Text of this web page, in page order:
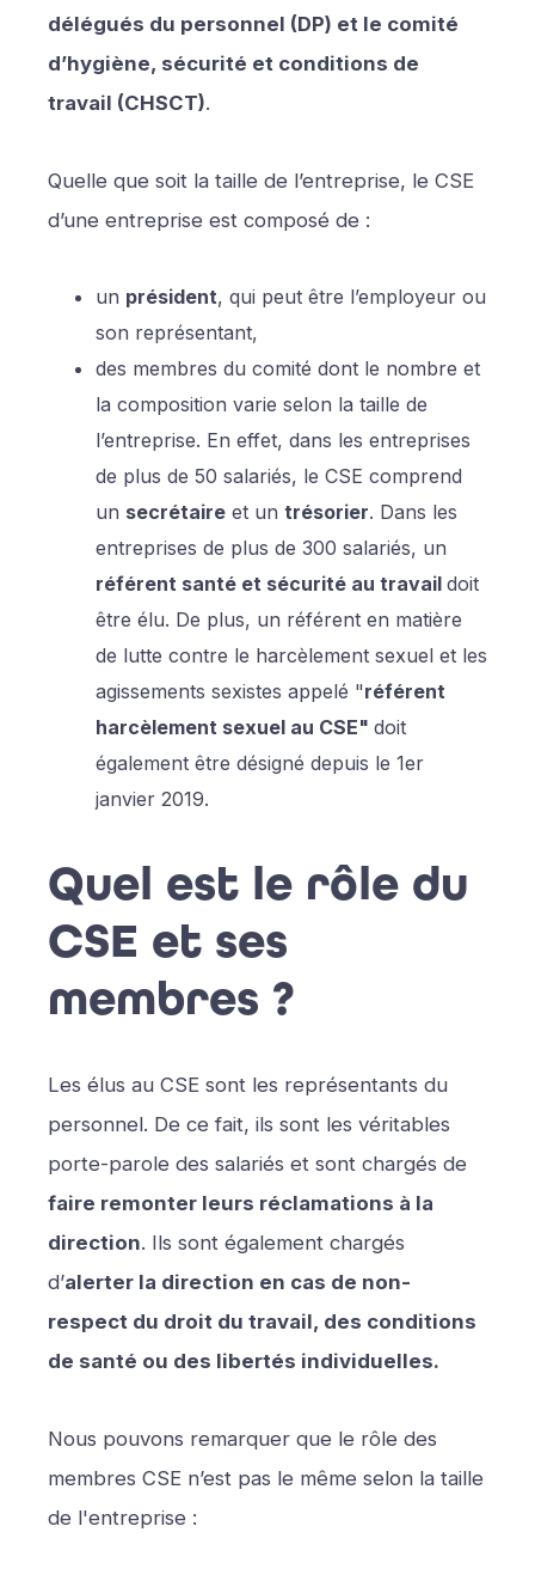
délégués du personnel (DP) et le comité
d’hygiène, sécurité et conditions de
travail (CHSCT).
Quelle que soit la taille de l’entreprise, le CSE
d’une entreprise est composé de :
un président, qui peut être l’employeur ou
son représentant,
des membres du comité dont le nombre et
la composition varie selon la taille de
l’entreprise. En effet, dans les entreprises
de plus de 50 salariés, le CSE comprend
un secrétaire et un trésorier. Dans les
entreprises de plus de 300 salariés, un
référent santé et sécurité au travail doit
être élu. De plus, un référent en matière
de lutte contre le harcèlement sexuel et les
agissements sexistes appelé "référent
harcèlement sexuel au CSE" doit
également être désigné depuis le 1er
janvier 2019.
Quel est le rôle du
CSE et ses
membres ?
Les élus au CSE sont les représentants du
personnel. De ce fait, ils sont les véritables
porte-parole des salariés et sont chargés de
faire remonter leurs réclamations à la
direction. Ils sont également chargés
d’alerter la direction en cas de non-
respect du droit du travail, des conditions
de santé ou des libertés individuelles.
Nous pouvons remarquer que le rôle des
membres CSE n’est pas le même selon la taille
de l'entreprise :